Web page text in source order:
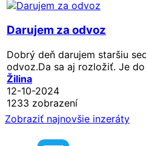
Darujem za odvoz
Dobrý deň darujem staršiu
odvoz.Da sa aj rozložiť. Je
Žilina
12-10-2024
1233 zobrazení
Zobraziť najnovšie inzeráty